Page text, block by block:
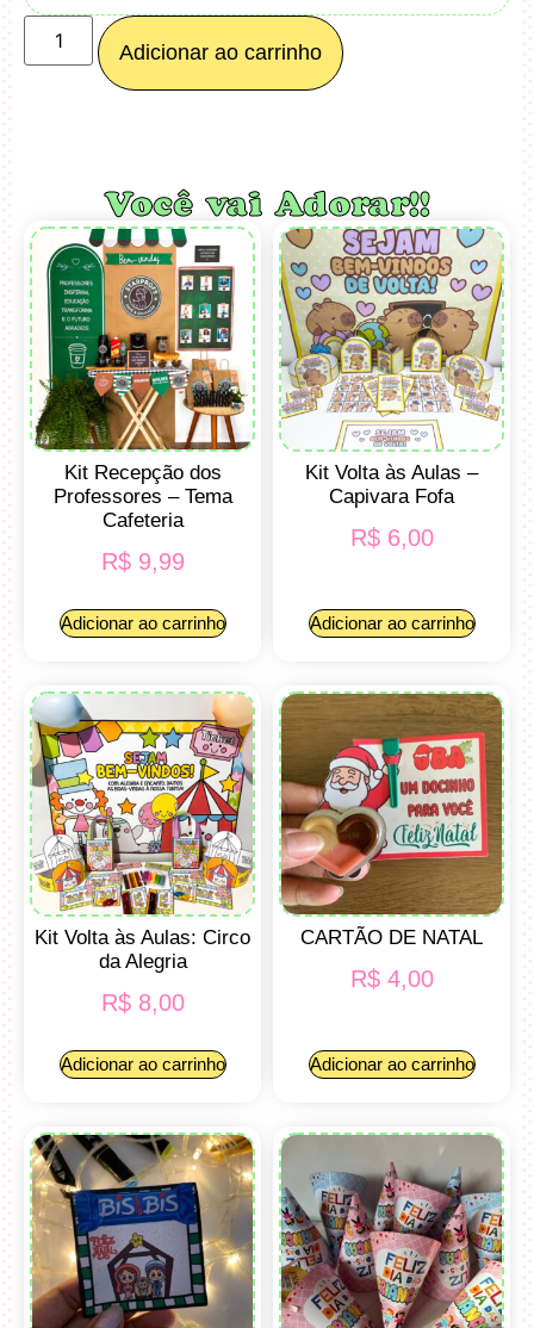
Adicionar ao carrinho
Você vai Adorar!!
Kit Recepção dos
Professores – Tema
Cafeteria
R$9,99
Adicionar ao carrinho
Kit Volta às Aulas –
Capivara Fofa
R$6,00
Adicionar ao carrinho
Kit Volta às Aulas: Circo
da Alegria
R$8,00
Adicionar ao carrinho
CARTÃO DE NATAL
R$4,00
Adicionar ao carrinho